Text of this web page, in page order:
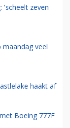
'scheelt zeven
veel
haakt af
Boeing 777F